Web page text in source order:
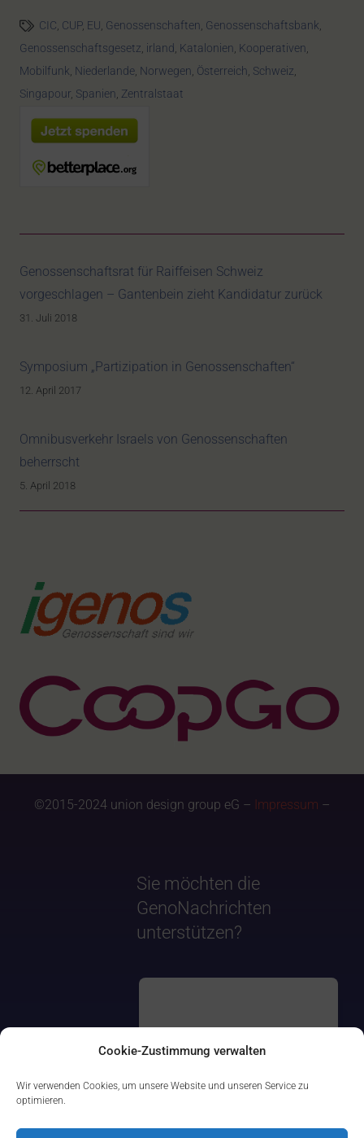
Cookie-Zustimmung verwalten
Wir verwenden Cookies, um unsere Website und unseren Service zu
optimieren.
CIC, CUP, EU, Genossenschaften, Genossenschaftsbank,
Genossenschaftsgesetz, irland, Katalonien, Kooperativen,
Mobilfunk, Niederlande, Norwegen, Österreich, Schweiz,
Singapour, Spanien, Zentralstaat
Genossenschaftsrat für Raiffeisen Schweiz
vorgeschlagen – Gantenbein zieht Kandidatur zurück
31. Juli 2018
Symposium „Partizipation in Genossenschaften“
12. April 2017
Omnibusverkehr Israels von Genossenschaften
beherrscht
5. April 2018
©2015-2024 union design group eG – Impressum –
Sie möchten die
GenoNachrichten
unterstützen?